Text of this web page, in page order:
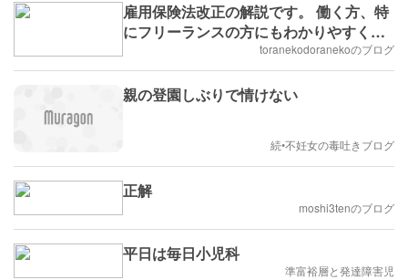
雇用保険法改正の解説です。 働く方、特
にフリーランスの方にもわかりやすく解
toranekodoranekoのブログ
親の登園しぶりで情けない
続•不妊女の毒吐きブログ
正解
moshi3tenのブログ
平日は毎日小児科
準富裕層と発達障害児